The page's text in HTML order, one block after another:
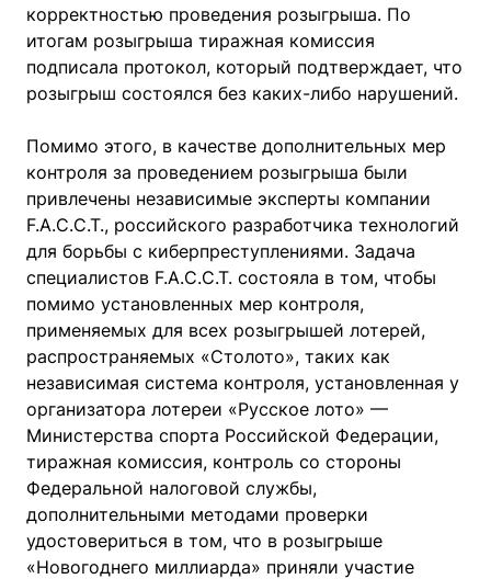
корректностью проведения розыгрыша. По
итогам розыгрыша тиражная комиссия
подписала протокол, который подтверждает, что
розыгрыш состоялся без каких-либо нарушений.
Помимо этого, в качестве дополнительных мер
контроля за проведением розыгрыша были
привлечены независимые эксперты компании
F.A.C.C.T., российского разработчика технологий
для борьбы с киберпреступлениями. Задача
специалистов F.A.C.C.T. состояла в том, чтобы
помимо установленных мер контроля,
применяемых для всех розыгрышей лотерей,
распространяемых «Столото», таких как
независимая система контроля, установленная у
организатора лотереи «Русское лото» —
Министерства спорта Российской Федерации,
тиражная комиссия, контроль со стороны
Федеральной налоговой службы,
дополнительными методами проверки
удостовериться в том, что в розыгрыше
«Новогоднего миллиарда» приняли участие